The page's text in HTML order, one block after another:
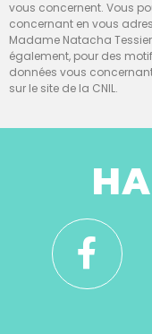
vous concernent. Vous
concernant en vous
Madame Natacha
également, pour des
données vous
sur le site de la CNIL.